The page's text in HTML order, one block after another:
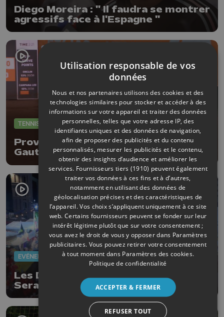
Diego Moreira : " Il faudra se montrer
agressifs face à l'Espagne "
TENNIS 08/07/2026
Province Open : entrée réussi pour
Gauthier Onclin !
EVÈNEMENTS 07/07/2026
Les Diables Rouges font vibrer
Seraing en pleine nuit
Utilisation responsable de vos
données
Nous et nos partenaires utilisons des cookies et des
technologies similaires pour stocker et accéder à des
informations sur votre appareil et traiter des données
personnelles, telles que votre adresse IP, des
identifiants uniques et des données de navigation,
afin de proposer des publicités et du contenu
personnalisés, mesurer les publicités et le contenu,
obtenir des insights d’audience et améliorer les
services. Fournisseurs tiers (1910) peuvent également
traiter vos données à ces fins et à d’autres,
notamment en utilisant des données de
géolocalisation précises et des caractéristiques de
l’appareil. Vos choix s’appliquent uniquement à ce site
web. Certains fournisseurs peuvent se fonder sur leur
intérêt légitime plutôt que sur votre consentement ;
vous avez le droit de vous y opposer dans Paramètres
publicitaires. Vous pouvez retirer votre consentement
à tout moment dans Paramètres des cookies.
Politique de confidentialité
ACCEPTER & FERMER
REFUSER TOUT